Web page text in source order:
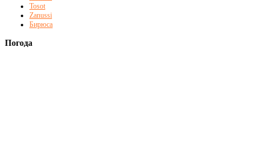
Tosot
Zanussi
Бирюса
Погода